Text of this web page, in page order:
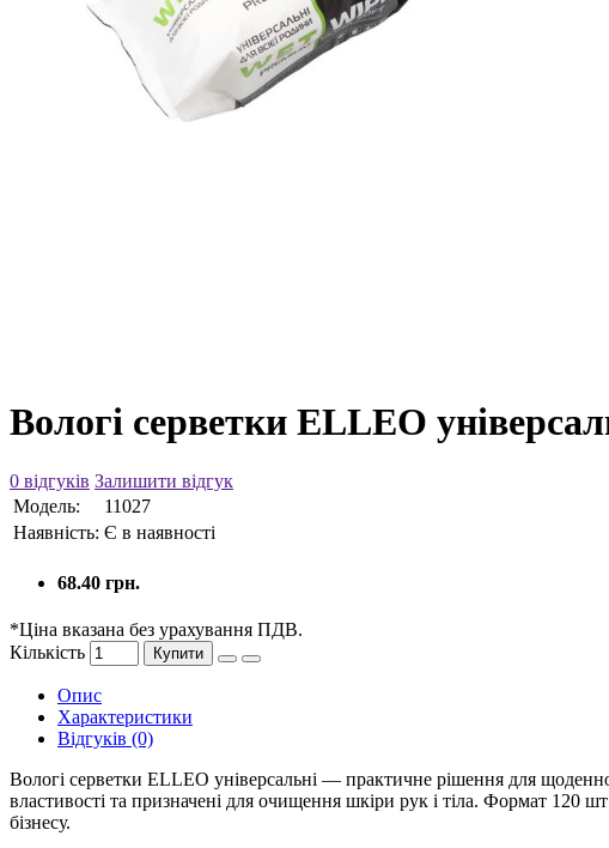
Вологі серветки ELLEO
0 відгуків Залишити відгук
Модель:
11027
Наявність: Є в наявності
68.40 грн.
*Ціна вказана без урахування ПДВ.
Кількість
Купити
Опис
Характеристики
Відгуків (0)
Вологі серветки ELLEO універсальні — практичне рішення для
властивості та призначені для очищення шкіри рук і тіла. Формат 120
бізнесу.